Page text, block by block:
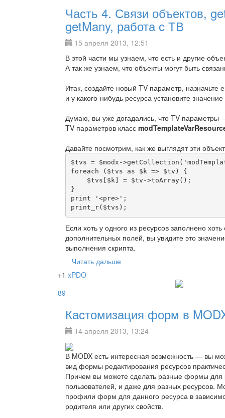
Часть 4. Связи объектов,
getMany, работа с ТВ
15 апреля 2013, 12:51
В этой части мы узнаем, что есть и другие
А так же узнаем, что объекты могут быть
Итак, создайте новый TV-параметр, назначьте
и у какого-нибудь ресурса установите
Думаю, вы уже догадались, что TV-параметры
TV-параметров класс
Давайте посмотрим, как же выглядят эти
$tvs = $modx-
foreach ($tvs as $k => $tv) {
    $tvs[$k] = $tv->toArray();
}
print '<pre>';
print_r($tvs);
Если хоть у одного из ресурсов заполнено хоть
дополнительных полей, вы увидите это
выполнения скрипта.
Читать дальше
+1 xPDO
89
Кастомизация форм в
14 апреля 2013, 13:24
В MODX есть интересная возможность — вы
вид формы редактирования ресурсов
Причем вы можете сделать разные формы для
пользователей, и даже для разных ресурсов.
профили форм для данного ресурса в
родителя или других свойств.